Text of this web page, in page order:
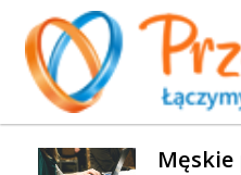
WYBRANE